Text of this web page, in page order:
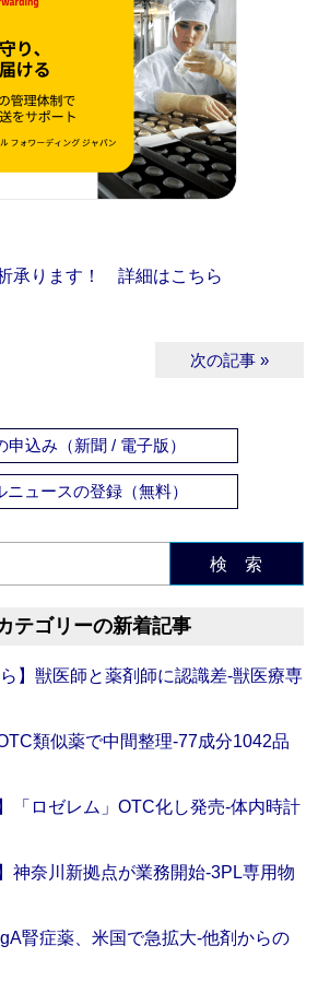
承ります！ 詳細はこちら
次の記事 »
申込み（新聞 / 電子版）
ニュースの登録（無料）
検 索
テゴリーの新着記事
】獣医師と薬剤師に認識差‐獣医療専
類似薬で中間整理‐77成分1042品
「ロゼレム」OTC化し発売‐体内時計
神奈川新拠点が業務開始‐3PL専用物
腎症薬、米国で急拡大‐他剤からの